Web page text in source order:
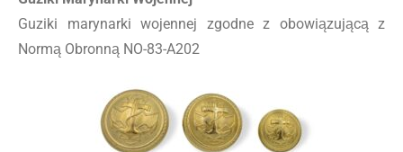
Guziki marynarki wojennej zgodne z obowiązującą z
Normą Obronną NO-83-A202